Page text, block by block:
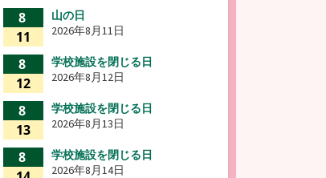
8
11
山の日
2026年8月11日
8
12
学校施設を閉じる日
2026年8月12日
8
13
学校施設を閉じる日
2026年8月13日
8
学校施設を閉じる日
2026年8月14日